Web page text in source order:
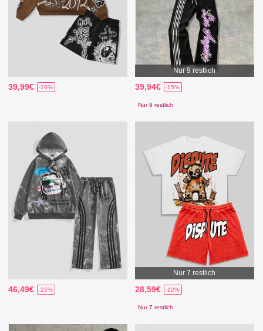
39,99€ -20%
Nur 9 restlich
39,94€ -15%
Nur 9 restlich
46,49€ -25%
Nur 7 restlich
28,59€ -12%
Nur 7 restlich